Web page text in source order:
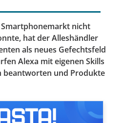
nicht
hat der Alleshändler
als neues Gefechtsfeld
Alexa mit eigenen Skills
beantworten und Produkte